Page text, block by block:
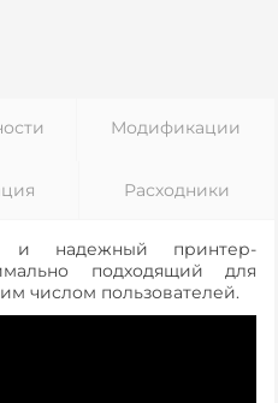
Модификации
Расходники
надежный принтер-
подходящий для
числом пользователей.